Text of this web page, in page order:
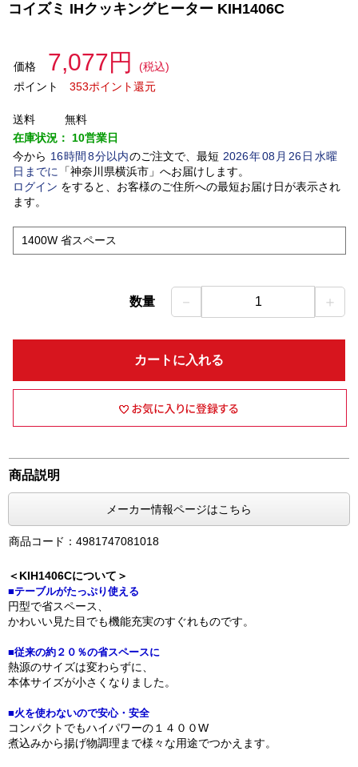
コイズミ IHクッキングヒーター KIH1406C
価格 7,077円
(税込)
ポイント
353ポイント還元
送料
無料
在庫状況： 10営業日
今から 16時間 8分以内のご注文で、最短 2026年08 月 26日水曜
日 までに 「神奈川県横浜市」 へお届けします。
ログイン をすると、お客様のご住所への最短お届け日が表示され
ます。
1400W 省スペース
数量 － 1 ＋
カートに入れる
商品説明
メーカー情報ページはこちら
商品コード：4981747081018
＜KIH1406Cについて＞
■テーブルがたっぷり使える
円型で省スペース、
かわいい見た目でも機能充実のすぐれものです。
■従来の約２０％の省スペースに
熱源のサイズは変わらずに、
本体サイズが小さくなりました。
■火を使わないので安心・安全
コンパクトでもハイパワーの１４００W
煮込みから揚げ物調理まで様々な用途でつかえます。